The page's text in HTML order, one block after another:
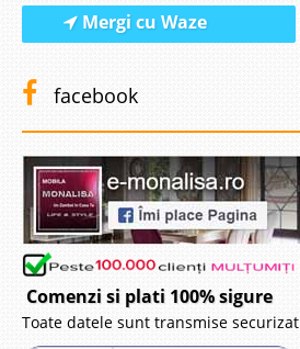
Mergi cu Waze
facebook
Comenzi si plati 100% sigure
Toate datele sunt transmise securizat